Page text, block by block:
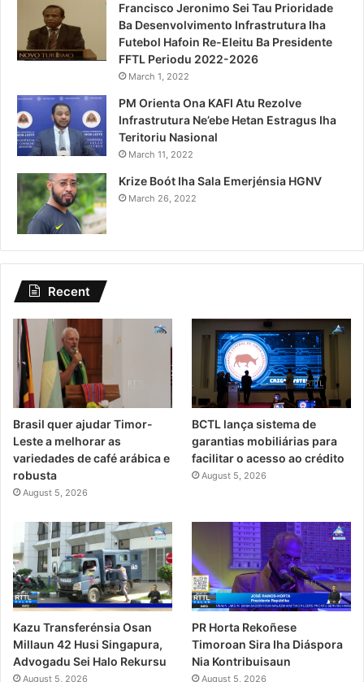
Francisco Jeronimo Sei Tau Prioridade
Ba Desenvolvimento Infrastrutura Iha
Futebol Hafoin Re-Eleitu Ba Presidente
FFTL Periodu 2022-2026
March 1, 2022
PM Orienta Ona KAFI Atu Rezolve
Infrastrutura Ne’ebe Hetan Estragus Iha
Teritoriu Nasional
March 11, 2022
Krize Boót Iha Sala Emerjénsia HGNV
March 26, 2022
Recent
Brasil quer ajudar Timor-
Leste a melhorar as
variedades de café arábica e
robusta
August 5, 2026
BCTL lança sistema de
garantias mobiliárias para
facilitar o acesso ao crédito
August 5, 2026
Kazu Transferénsia Osan
Millaun 42 Husi Singapura,
Advogadu Sei Halo Rekursu
August 5, 2026
PR Horta Rekoñese
Timoroan Sira Iha Diáspora
Nia Kontribuisaun
August 5, 2026